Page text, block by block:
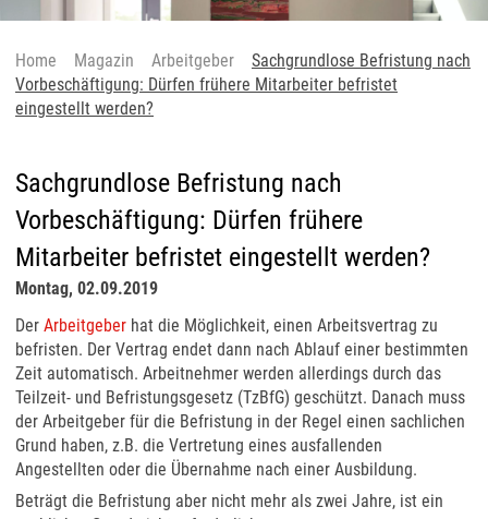
Home Magazin Arbeitgeber
Sachgrundlose Befristung nach
Vorbeschäftigung: Dürfen frühere Mitarbeiter befristet
eingestellt werden?
Sachgrundlose Befristung nach
Vorbeschäftigung: Dürfen frühere
Mitarbeiter befristet eingestellt werden?
Montag, 02.09.2019
Der Arbeitgeber hat die Möglichkeit, einen Arbeitsvertrag zu
befristen. Der Vertrag endet dann nach Ablauf einer bestimmten
Zeit automatisch. Arbeitnehmer werden allerdings durch das
Teilzeit- und Befristungsgesetz (TzBfG) geschützt. Danach muss
der Arbeitgeber für die Befristung in der Regel einen sachlichen
Grund haben, z.B. die Vertretung eines ausfallenden
Angestellten oder die Übernahme nach einer Ausbildung.
Beträgt die Befristung aber nicht mehr als zwei Jahre, ist ein